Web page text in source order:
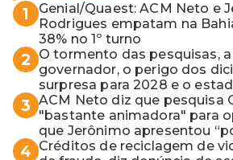
1
Genial/Quaest: ACM Neto e
Rodrigues empatam na
38% no 1º turno
2
O tormento das pesquisas,
governador, o perigo dos
surpresa para 2028 e o
guerra mundial
3 ACM Neto diz que pesquisa
"bastante animadora" para
que Jerônimo apresentou
4 Créditos de reciclagem de